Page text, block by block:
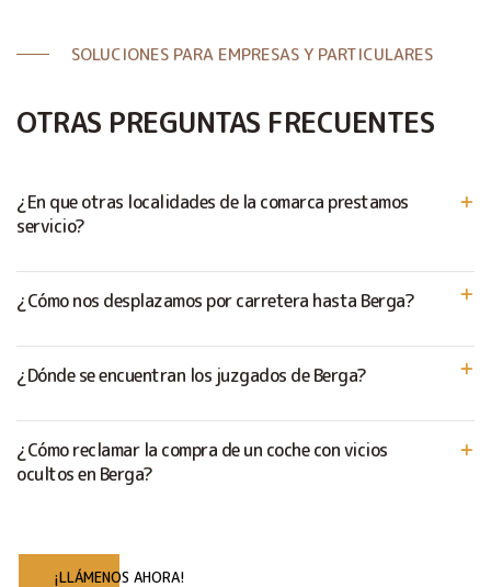
SOLUCIONES PARA EMPRESAS Y PARTICULARES
OTRAS PREGUNTAS FRECUENTES
¿En que otras localidades de la comarca prestamos
servicio?
¿Cómo nos desplazamos por carretera hasta Berga?
¿Dónde se encuentran los juzgados de Berga?
¿Cómo reclamar la compra de un coche con vicios
ocultos en Berga?
¡LLÁMENOS AHORA!